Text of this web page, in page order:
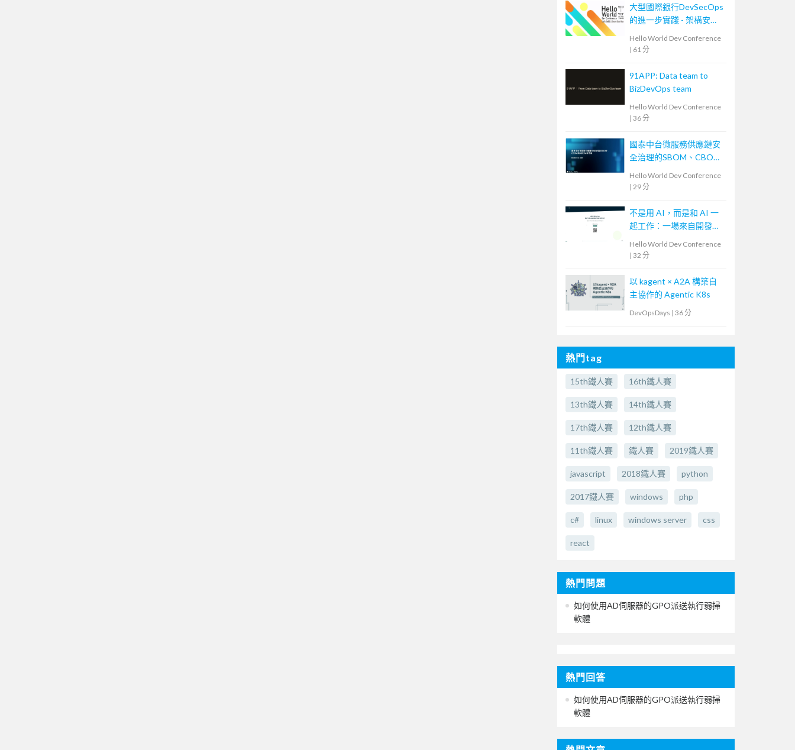
大型國際銀行DevSecOps
的進一步實踐 - 架構安全
Hello World Dev Conference
| 61 分
91APP: Data team to
BizDevOps team
Hello World Dev Conference
| 36 分
國泰中台微服務供應鏈安
全治理的SBOM、CBOM
Hello World Dev Conference
| 29 分
不是用 AI，而是和 AI 一
起工作：一場來自開發現
Hello World Dev Conference
| 32 分
以 kagent × A2A 構築自
主協作的 Agentic K8s
DevOpsDays | 36 分
熱門tag
15th鐵人賽 16th鐵人賽
13th鐵人賽 14th鐵人賽
17th鐵人賽 12th鐵人賽
11th鐵人賽 鐵人賽 2019鐵人賽
javascript 2018鐵人賽 python
2017鐵人賽 windows php
c# linux windows server css
react
熱門問題
如何使用AD伺服器的GPO派送執行弱掃
軟體
熱門回答
如何使用AD伺服器的GPO派送執行弱掃
軟體